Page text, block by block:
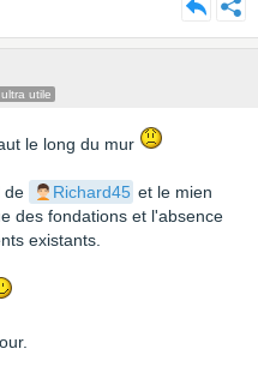
utile
le long du mur
de Richard45 et le mien
des fondations et l'absence
existants.